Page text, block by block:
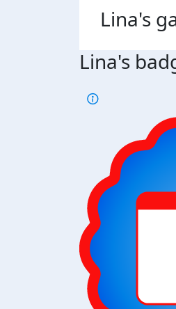
Lina's
Lina's